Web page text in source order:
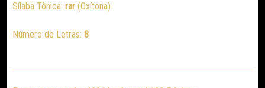
Sílaba Tônica:rar (Oxítona)
Número de Letras:8